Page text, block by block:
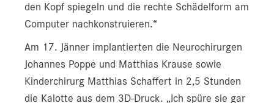
den Kopf spiegeln und die rechte Schädelform am
Computer nachkonstruieren.“
Am 17. Jänner implantierten die Neurochirurgen
Johannes Poppe und Matthias Krause sowie
Kinderchirurg Matthias Schaffert in 2,5 Stunden
die Kalotte aus dem 3D-Druck. „Ich spüre sie gar